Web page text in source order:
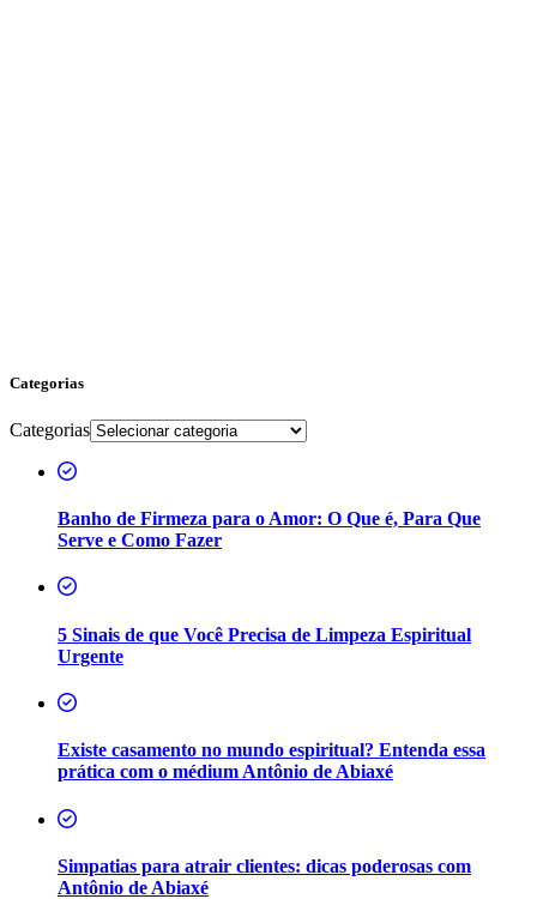
Categorias
Categorias
Banho de Firmeza para o Amor: O Que é, Para Que
Serve e Como Fazer
5 Sinais de que Você Precisa de Limpeza Espiritual
Urgente
Existe casamento no mundo espiritual? Entenda essa
prática com o médium Antônio de Abiaxé
Simpatias para atrair clientes: dicas poderosas com
Antônio de Abiaxé